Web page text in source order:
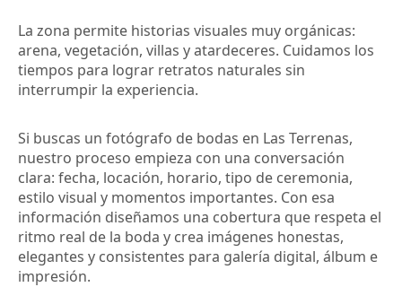
La zona permite historias visuales muy orgánicas:
arena, vegetación, villas y atardeceres. Cuidamos los
tiempos para lograr retratos naturales sin
interrumpir la experiencia.
Si buscas un fotógrafo de bodas en Las Terrenas,
nuestro proceso empieza con una conversación
clara: fecha, locación, horario, tipo de ceremonia,
estilo visual y momentos importantes. Con esa
información diseñamos una cobertura que respeta el
ritmo real de la boda y crea imágenes honestas,
elegantes y consistentes para galería digital, álbum e
impresión.